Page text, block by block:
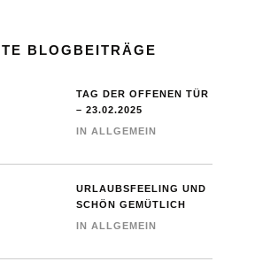
BLOGBEITRÄGE
TAG DER OFFENEN TÜR
– 23.02.2025
IN ALLGEMEIN
URLAUBSFEELING UND
SCHÖN GEMÜTLICH
IN ALLGEMEIN